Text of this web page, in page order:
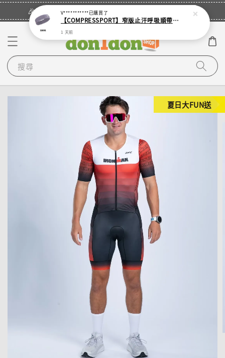
🎉登入會員・領取您的專屬折扣券！
搜尋
夏日大FUN送
V***********已購買了
【COMPRESSPORT】窄版止汗呼吸頭帶2.0_【零碼】
1 天前